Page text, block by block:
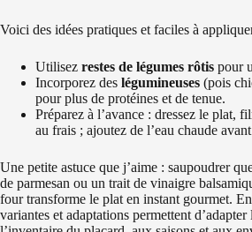
Voici des idées pratiques et faciles à
Utilisez restes de légumes rôtis pour
Incorporez des légumineuses (pois
pour plus de protéines et de tenue.
Préparez à l’avance : dressez le plat,
au frais ; ajoutez de l’eau chaude
Une petite astuce que j’aime : saupoudrer
de parmesan ou un trait de vinaigre
four transforme le plat en instant gourmet.
variantes et adaptations permettent d’adapter